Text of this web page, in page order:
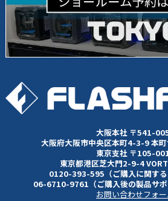
大阪本社 〒541-
大阪府大阪市中央区本町4-3-9 本
東京支社 〒105-
東京都港区芝大門2-9-4
0120-393-595（ご購入に関する
06-6710-9761（ご購入後の製品サポ
お問い合わせフォ